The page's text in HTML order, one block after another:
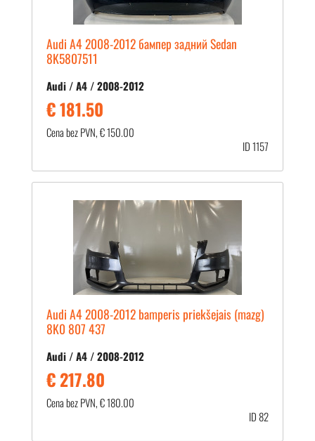
Audi A4 2008-2012 бампер задний Sedan
8K5807511
Audi / A4 / 2008-2012
€ 181.50
Cena bez PVN, € 150.00
ID 1157
Audi A4 2008-2012 bamperis priekšejais (mazg)
8K0 807 437
Audi / A4 / 2008-2012
€ 217.80
Cena bez PVN, € 180.00
ID 82